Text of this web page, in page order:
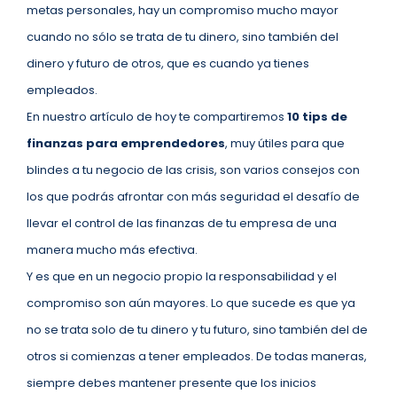
metas personales, hay un compromiso mucho mayor
cuando no sólo se trata de tu dinero, sino también del
dinero y futuro de otros, que es cuando ya tienes
empleados.
En nuestro artículo de hoy te compartiremos 10 tips de
finanzas para emprendedores, muy útiles para que
blindes a tu negocio de las crisis, son varios consejos con
los que podrás afrontar con más seguridad el desafío de
llevar el control de las finanzas de tu empresa de una
manera mucho más efectiva.
Y es que en un negocio propio la responsabilidad y el
compromiso son aún mayores. Lo que sucede es que ya
no se trata solo de tu dinero y tu futuro, sino también del de
otros si comienzas a tener empleados. De todas maneras,
siempre debes mantener presente que los inicios